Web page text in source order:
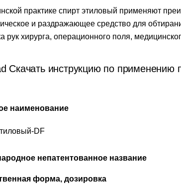
практике спирт этиловый применяют
и раздражающее средство для
рук хирурга, операционного поля,
Скачать инструкцию по применению
наименование
DF
непатентованное название
форма, дозировка